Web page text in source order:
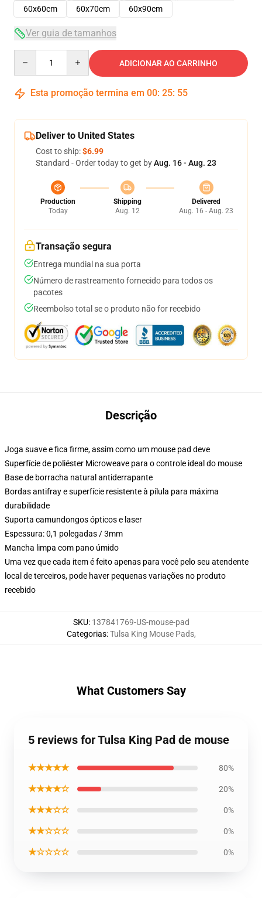
60x60cm
60x70cm 60x90cm
Ver guia de tamanhos
ADICIONAR AO CARRINHO
Esta promoção termina em 00: 25: 54
Deliver to United States
Cost to ship:$6.99
Standard - Order today to get byAug. 16 - Aug. 23
Production
Today
Shipping
Aug. 12
Delivered
Aug. 16 - Aug. 23
Transação segura
Entrega mundial na sua porta
Número de rastreamento fornecido para todos os
pacotes
Reembolso total se o produto não for recebido
Descrição
Joga suave e fica firme, assim como um mouse pad deve
Superfície de poliéster Microweave para o controle ideal do mouse
Base de borracha natural antiderrapante
Bordas antifray e superfície resistente à pílula para máxima
durabilidade
Suporta camundongos ópticos e laser
Espessura: 0,1 polegadas / 3mm
Mancha limpa com pano úmido
Uma vez que cada item é feito apenas para você pelo seu atendente
local de terceiros, pode haver pequenas variações no produto
recebido
SKU: 137841769-US-mouse-pad
Categorias:Tulsa King Mouse Pads,
What Customers Say
5 reviews for Tulsa King Pad de mouse
★★★★★ 80%
★★★★☆ 20%
★★★☆☆ 0%
★★☆☆☆ 0%
★☆☆☆☆ 0%